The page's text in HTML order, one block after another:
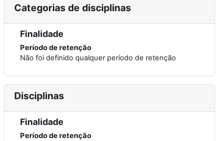
Categorias de disciplinas
Finalidade
Período de retenção
Não foi definido qualquer período de retenção
Disciplinas
Finalidade
Período de retenção